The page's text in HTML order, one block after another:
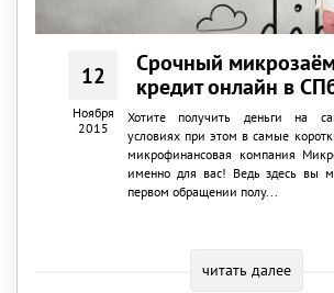
12
Ноября
2015
Срочный
кредит онлайн в
Хотите получить деньги на
условиях при этом в самые
микрофинансовая компания
именно для вас! Ведь здесь вы
первом обращении полу...
читать далее